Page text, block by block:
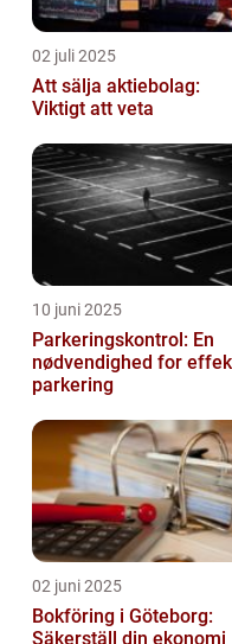
02 juli 2025
Att sälja aktiebolag:
Viktigt att veta
10 juni 2025
Parkeringskontrol: En
nødvendighed for
parkering
02 juni 2025
Bokföring i Göteborg:
Säkerställ din ekonomi